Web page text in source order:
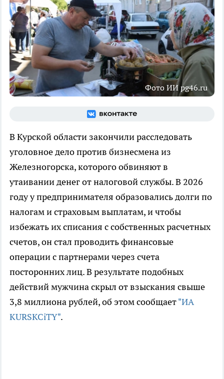
Фото ИИ pg46.ru
В Курской области закончили расследовать
уголовное дело против бизнесмена из
Железногорска, которого обвиняют в
утаивании денег от налоговой службы. В 2026
году у предпринимателя образовались долги по
налогам и страховым выплатам, и чтобы
избежать их списания с собственных расчетных
счетов, он стал проводить финансовые
операции с партнерами через счета
посторонних лиц. В результате подобных
действий мужчина скрыл от взыскания свыше
3,8 миллиона рублей, об этом сообщает"ИА
KURSKCiTY".